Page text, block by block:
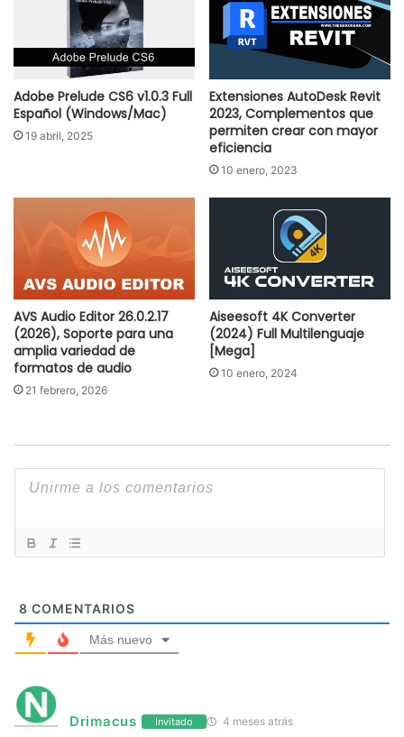
Adobe Prelude CS6 v1.0.3 Full
Español (Windows/Mac)
19 abril, 2025
Extensiones AutoDesk Revit
2023, Complementos que
permiten crear con mayor
eficiencia
10 enero, 2023
AVS Audio Editor 26.0.2.17
(2026), Soporte para una
amplia variedad de
formatos de audio
21 febrero, 2026
Aiseesoft 4K Converter
(2024) Full Multilenguaje
[Mega]
10 enero, 2024
8 COMENTARIOS
Más nuevo
Drimacus Invitado 4 meses atrás